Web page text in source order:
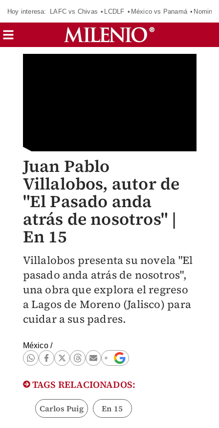
Hoy interesa: LAFC vs Chivas LCDLF México vs Panamá
Juan Pablo
Villalobos, autor de
"El Pasado anda
atrás de nosotros" |
En 15
Villalobos presenta su novela "El
pasado anda atrás de nosotros",
una obra que explora el regreso
a Lagos de Moreno (Jalisco) para
cuidar a sus padres.
México/
TAGS RELACIONADOS:
Carlos Puig En 15